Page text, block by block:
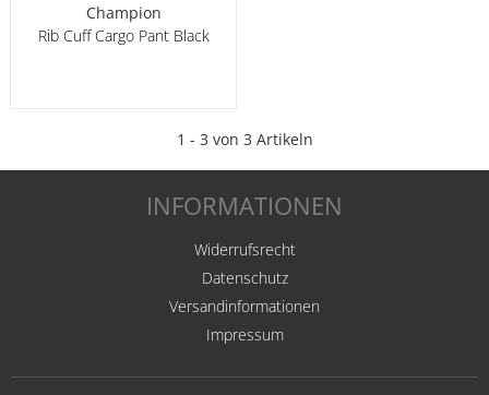
Champion
Rib Cuff Cargo Pant Black
1 - 3 von 3 Artikeln
INFORMATIONEN
Widerrufsrecht
Datenschutz
Versandinformationen
Impressum